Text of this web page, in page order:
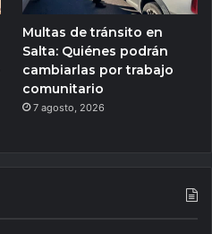
Multas de tránsito en
Salta: Quiénes podrán
cambiarlas por trabajo
comunitario
7 agosto, 2026